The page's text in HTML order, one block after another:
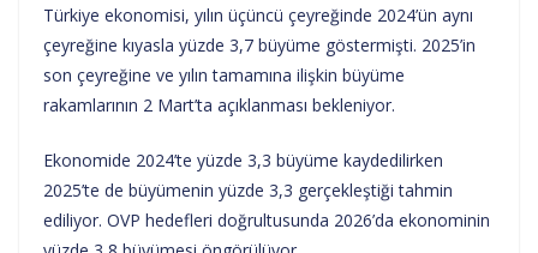
Türkiye ekonomisi, yılın üçüncü çeyreğinde 2024’ün aynı
çeyreğine kıyasla yüzde 3,7 büyüme göstermişti. 2025’in
son çeyreğine ve yılın tamamına ilişkin büyüme
rakamlarının 2 Mart’ta açıklanması bekleniyor.
Ekonomide 2024’te yüzde 3,3 büyüme kaydedilirken
2025’te de büyümenin yüzde 3,3 gerçekleştiği tahmin
ediliyor. OVP hedefleri doğrultusunda 2026’da ekonominin